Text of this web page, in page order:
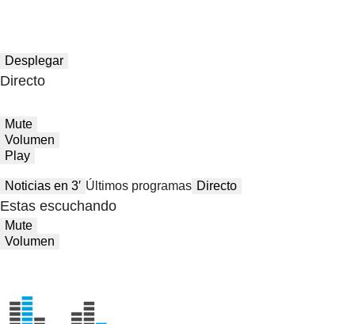
Desplegar
Directo
Mute
Volumen
Play
Noticias en 3′ Últimos programas Directo
Estas escuchando
Mute
Volumen